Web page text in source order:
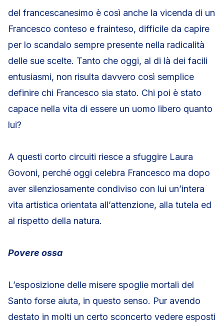
del francescanesimo è così anche la vicenda di un
Francesco conteso e frainteso, difficile da capire
per lo scandalo sempre presente nella radicalità
delle sue scelte. Tanto che oggi, al di là dei facili
entusiasmi, non risulta davvero così semplice
definire chi Francesco sia stato. Chi poi è stato
capace nella vita di essere un uomo libero quanto
lui?
A questi corto circuiti riesce a sfuggire Laura
Govoni, perché oggi celebra Francesco ma dopo
aver silenziosamente condiviso con lui un’intera
vita artistica orientata all’attenzione, alla tutela ed
al rispetto della natura.
Povere ossa
L’esposizione delle misere spoglie mortali del
Santo forse aiuta, in questo senso. Pur avendo
destato in molti un certo sconcerto vedere esposti